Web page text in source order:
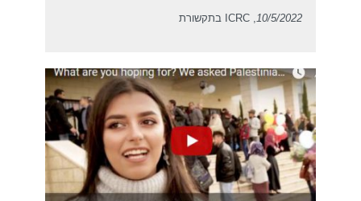
10/5/2022, ICRC בתקשורת